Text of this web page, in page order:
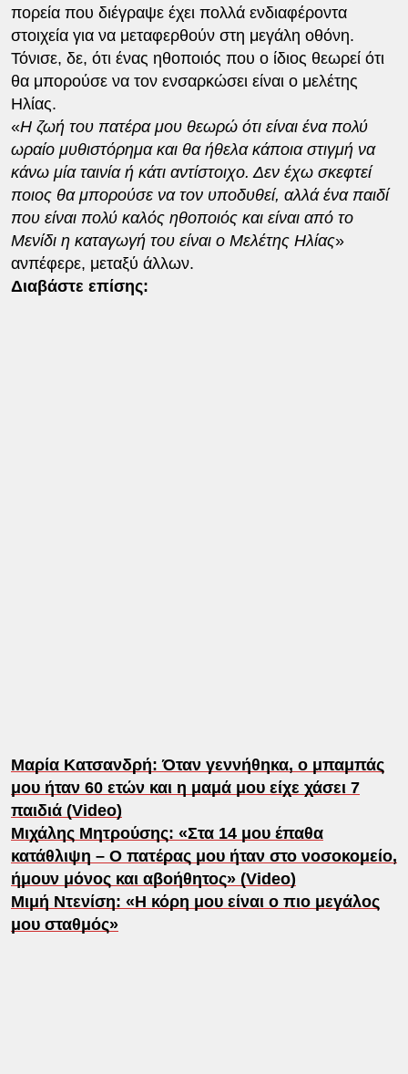
πορεία που διέγραψε έχει πολλά ενδιαφέροντα
στοιχεία για να μεταφερθούν στη μεγάλη οθόνη.
Τόνισε, δε, ότι ένας ηθοποιός που ο ίδιος θεωρεί ότι
θα μπορούσε να τον ενσαρκώσει είναι ο μελέτης
Ηλίας.
«Η ζωή του πατέρα μου θεωρώ ότι είναι ένα πολύ
ωραίο μυθιστόρημα και θα ήθελα κάποια στιγμή να
κάνω μία ταινία ή κάτι αντίστοιχο. Δεν έχω σκεφτεί
ποιος θα μπορούσε να τον υποδυθεί, αλλά ένα παιδί
που είναι πολύ καλός ηθοποιός και είναι από το
Μενίδι η καταγωγή του είναι ο Μελέτης Ηλίας»
ανπέφερε, μεταξύ άλλων.
Διαβάστε επίσης:
Μαρία Κατσανδρή: Όταν γεννήθηκα, ο μπαμπάς
μου ήταν 60 ετών και η μαμά μου είχε χάσει 7
παιδιά (Video)
Μιχάλης Μητρούσης: «Στα 14 μου έπαθα
κατάθλιψη – O πατέρας μου ήταν στο νοσοκομείο,
ήμουν μόνος και αβοήθητος» (Video)
Μιμή Ντενίση: «Η κόρη μου είναι ο πιο μεγάλος
μου σταθμός»